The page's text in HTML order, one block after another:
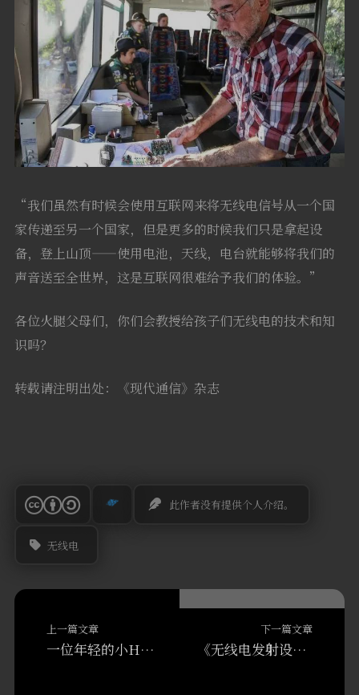
“我们虽然有时候会使用互联网来将无线电信号从一个国
家传递至另一个国家，但是更多的时候我们只是拿起设
备，登上山顶——使用电池，天线，电台就能够将我们的
声音送至全世界，这是互联网很难给予我们的体验。”
各位火腿父母们，你们会教授给孩子们无线电的技术和知
识吗？
转载请注明出处：《现代通信》杂志
此作者没有提供个人介绍。
无线电
上一篇文章
一位年轻的小HAM-5562的野外架台活动感受
下一篇文章
《无线电发射设备管理规定》调研视频座谈会在京召开